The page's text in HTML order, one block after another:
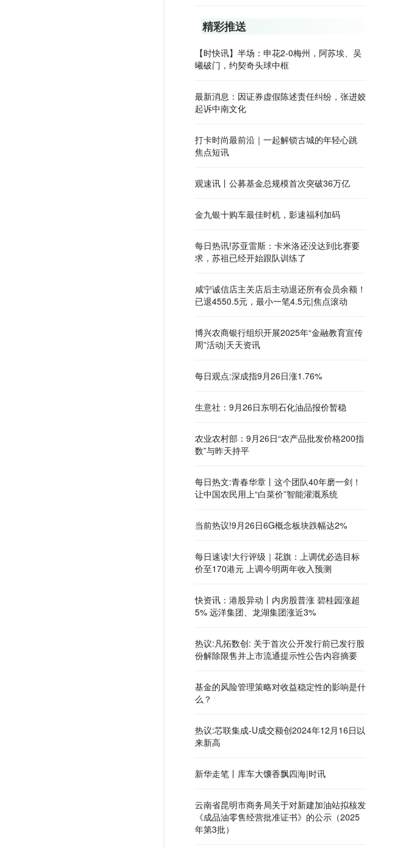
精彩推送
【时快讯】半场：申花2-0梅州，阿苏埃、吴
曦破门，约契奇头球中框
最新消息：因证券虚假陈述责任纠纷，张进姣
起诉中南文化
打卡时尚最前沿｜一起解锁古城的年轻心跳
焦点短讯
观速讯丨公募基金总规模首次突破36万亿
金九银十购车最佳时机，影速福利加码
每日热讯!苏亚雷斯：卡米洛还没达到比赛要
求，苏祖已经开始跟队训练了
咸宁诚信店主关店后主动退还所有会员余额！
已退4550.5元，最小一笔4.5元|焦点滚动
博兴农商银行组织开展2025年“金融教育宣传
周”活动|天天资讯
每日观点:深成指9月26日涨1.76%
生意社：9月26日东明石化油品报价暂稳
农业农村部：9月26日“农产品批发价格200指
数”与昨天持平
每日热文:青春华章丨这个团队40年磨一剑！
让中国农民用上“白菜价”智能灌溉系统
当前热议!9月26日6G概念板块跌幅达2%
每日速读!大行评级｜花旗：上调优必选目标
价至170港元 上调今明两年收入预测
快资讯：港股异动丨内房股普涨 碧桂园涨超
5% 远洋集团、龙湖集团涨近3%
热议:凡拓数创: 关于首次公开发行前已发行股
份解除限售并上市流通提示性公告内容摘要
基金的风险管理策略对收益稳定性的影响是什
么？
热议:芯联集成-U成交额创2024年12月16日以
来新高
新华走笔丨库车大馕香飘四海|时讯
云南省昆明市商务局关于对新建加油站拟核发
《成品油零售经营批准证书》的公示（2025
年第3批）